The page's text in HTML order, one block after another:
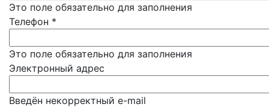
Это поле обязательно для заполнения
Телефон *
Это поле обязательно для заполнения
Электронный адрес
Введён некорректный e-mail